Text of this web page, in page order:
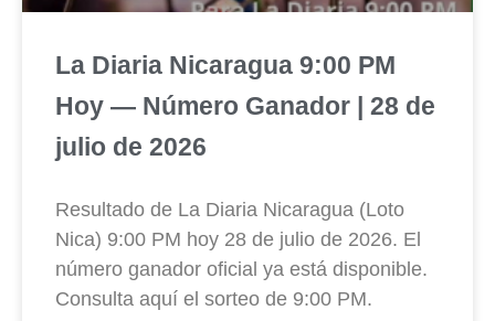
La Diaria Nicaragua 9:00 PM
Hoy — Número Ganador | 28 de
julio de 2026
Resultado de La Diaria Nicaragua (Loto
Nica) 9:00 PM hoy 28 de julio de 2026. El
número ganador oficial ya está disponible.
Consulta aquí el sorteo de 9:00 PM.